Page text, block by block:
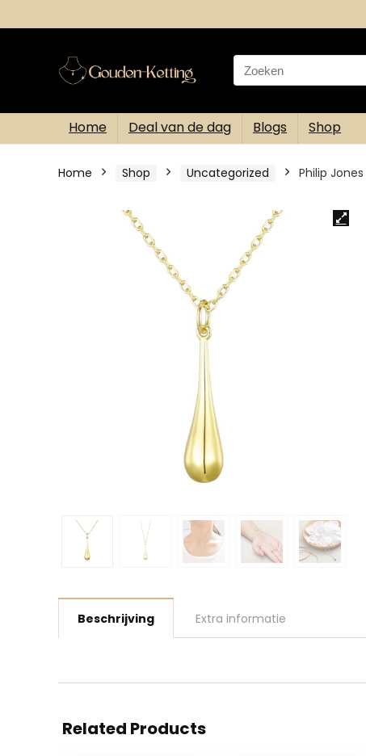
Search
for:
Home Deal van de dag Blogs Shop
Home Shop Uncategorized Philip
Beschrijving Extra informatie
Related Products